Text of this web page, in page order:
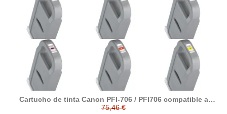
Cartucho de tinta Canon PFI-706 / PFI706 compatible a
Canon
75,46 €